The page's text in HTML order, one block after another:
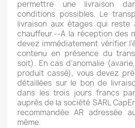
permettre une livraison
conditions possibles. Le
livraison aux étages qui reste
chauffeur.--A la réception des
devez immédiatement vérifier
contenu en présence du
soit). En cas d’anomalie
produit cassé), vous devez
détaillées sur le bon de
dans les trois jours francs
auprès de la société SARL
recommandée AR adressée
même.